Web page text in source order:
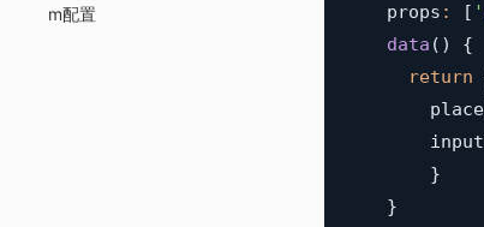
m配置
    props
: [
data ( )
{
return
}
}